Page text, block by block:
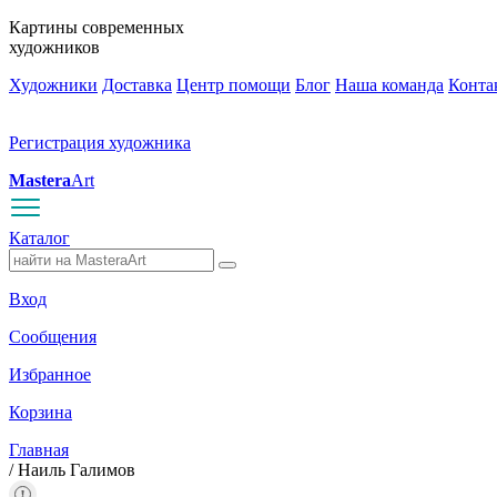
Картины современных
художников
Художники Доставка Центр помощи Блог Наша команда
Регистрация художника
MasteraArt
Каталог
Вход
Сообщения
Избранное
Корзина
Главная
/Наиль Галимов